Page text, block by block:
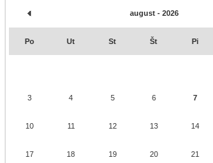
august - 2026
Po Ut St Št Pi
3 4 5 6 7
10 11 12 13 14
17 18 19 20 21